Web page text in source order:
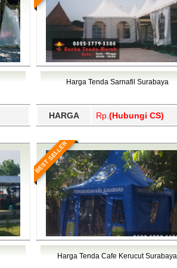
Harga Tenda Sarnafil Surabaya
HARGA Rp. (Hubungi CS)
BEST SELLER
Harga Tenda Cafe Kerucut Surabaya